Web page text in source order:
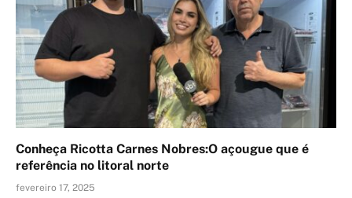
Conheça Ricotta Carnes Nobres:O açougue que é
referência no litoral norte
fevereiro 17, 2025